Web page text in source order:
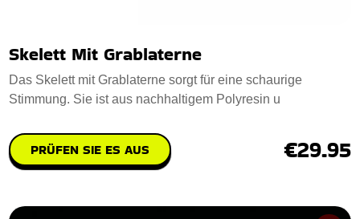
Skelett Mit Grablaterne
Das Skelett mit Grablaterne sorgt für eine schaurige
Stimmung. Sie ist aus nachhaltigem Polyresin u
PRÜFEN SIE ES AUS €29.95